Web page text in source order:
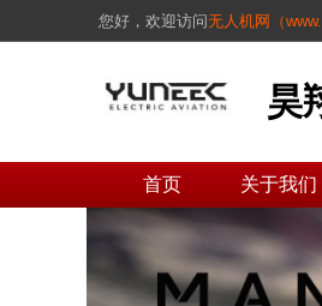
您好， 欢迎访问无人机网（
昊
首页 关于我们